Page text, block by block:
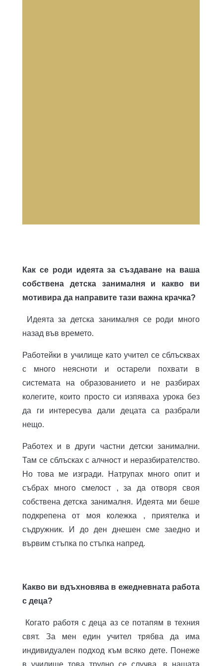
Как се роди идеята за създаване на ваша
собствена детска занималня и какво ви
мотивира да направите тази важна крачка?
Идеята за детска занималня се роди много
назад във времето.
Работейки в училище като учител се сблъсквах
с много неясноти и остарели похвати в
системата на образованието и не разбирах
колегите, които просто си изпяваха урока без
да ги интересува дали децата са разбрали
нещо.
Работех и в други частни детски занимални.
Там се сблъсках с алчност и неразбирателство.
Но това ме изгради. Натрупах много опит и
събрах много смелост , за да отворя своя
собствена детска занималня. Идеята ми беше
подкрепена от моя колежка , приятелка и
съдружник. И до ден днешен сме заедно и
вървим стъпка по стъпка напред.
Какво ви вдъхновява в ежедневната работа
с деца?
Когато работя с деца аз се потапям в техния
свят. За мен един учител трябва да има
индивидуален подход към всяко дете. Понеже
в училище това трудно се случва, в нашата